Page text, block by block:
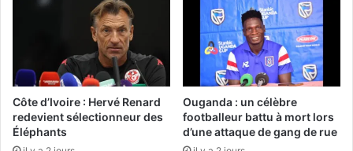
Côte d’Ivoire : Hervé Renard
redevient sélectionneur des
Éléphants
Ouganda : un célèbre
footballeur battu à mort lors
d’une attaque de gang de rue